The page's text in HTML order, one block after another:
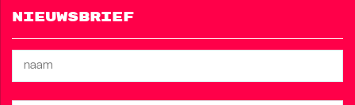
Nieuwsbrief